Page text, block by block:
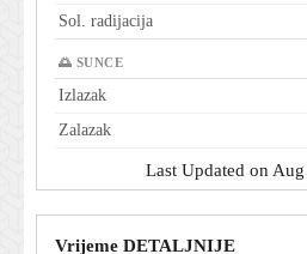
Sol. radijacija
🌅 SUNCE
Izlazak
Zalazak
Last Updated on
Vrijeme DETALJNIJE